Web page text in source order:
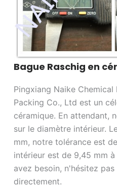
Bague Raschig en
Pingxiang Naike
Packing Co., Ltd est un
céramique. En attendant,
sur le diamètre intérieur.
mm, notre tolérance est
intérieur est de 9,45 mm à
avez besoin, n'hésitez
directement.